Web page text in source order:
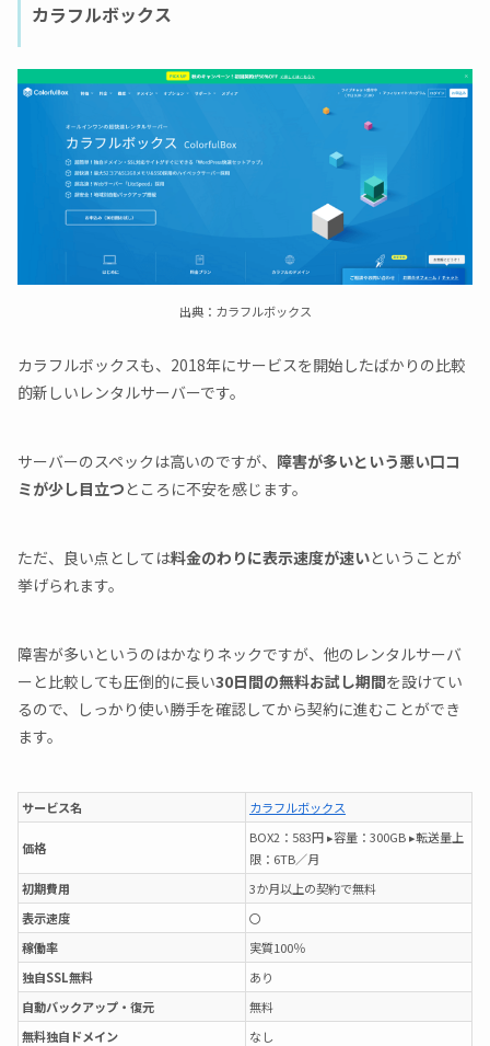
カラフルボックス
出典：カラフルボックス
カラフルボックスも、2018年にサービスを開始したばかりの比較
的新しいレンタルサーバーです。
サーバーのスペックは高いのですが、 障害が多いという悪い口コ
ミが少し目立つ ところに不安を感じます。
ただ、良い点としては料金のわりに表示速度が速いということが
挙げられます。
障害が多いというのはかなりネックですが、他のレンタルサーバ
ーと比較しても圧倒的に長い30日間の無料お試し期間を設けてい
るので、しっかり使い勝手を確認してから契約に進むことができ
ます。
サービス名 カラフルボックス
価格
BOX2：583円 ▸容量：300GB ▸転送量上
限：6TB／月
初期費用
3か月以上の契約で無料
表示速度
〇
稼働率
実質100％
独自SSL無料
あり
自動バックアップ・復元
無料
無料独自ドメイン
なし